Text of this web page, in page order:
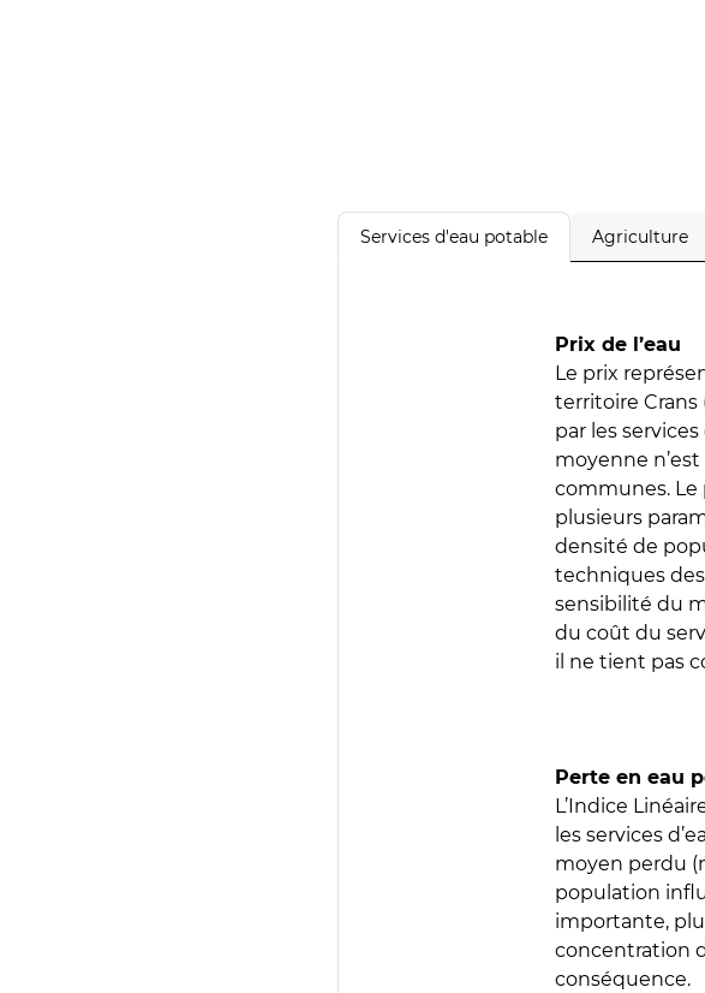
Services d'eau potable Agriculture
Prix de l’eau
Le prix
territoire Crans
par les
moyenne
communes. Le
plusieurs
densité de
techniques des
sensibilité du
du coût du
il ne tient pas
Perte en eau
L’Indice
les services
moyen perdu
population
importante,
concentration
conséquence.